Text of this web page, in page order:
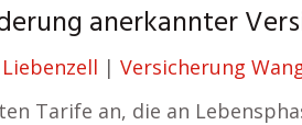
anerkannter
| Versicherung
Tarife an, die an